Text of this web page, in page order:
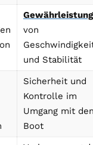
Gewährleistung
von
und Stabilität
Sicherheit und
Kontrolle im
Umgang mit
Boot